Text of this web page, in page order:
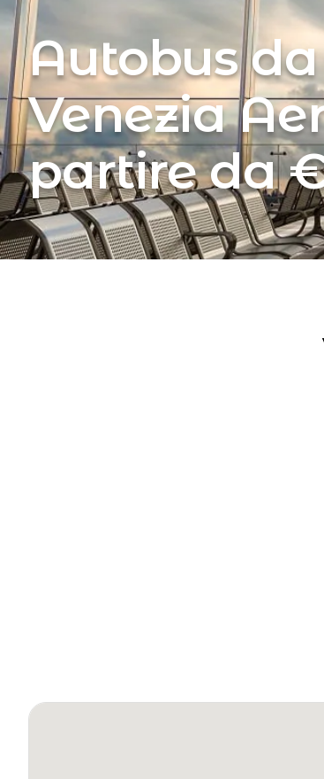
Autobus
Venezia
partire da